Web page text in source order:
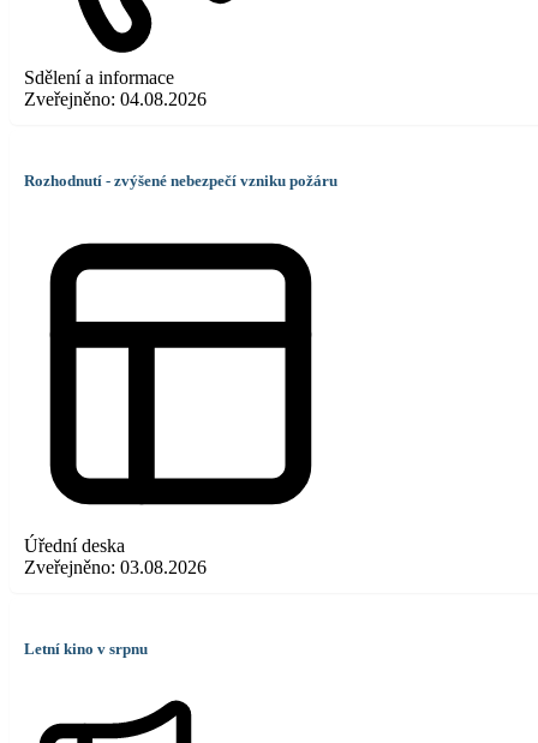
Sdělení a informace
Zveřejněno: 04.08.2026
Rozhodnutí - zvýšené nebezpečí vzniku požáru
Úřední deska
Zveřejněno: 03.08.2026
Letní kino v srpnu